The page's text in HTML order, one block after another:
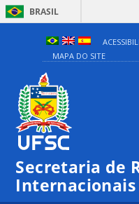
BRASIL
MAPA DO SITE
Secretaria de
Internacionais